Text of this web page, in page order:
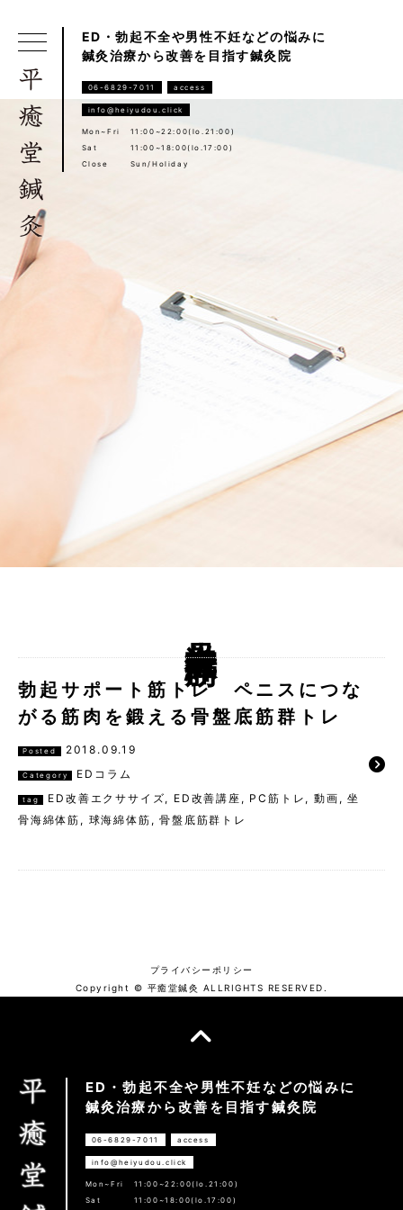
ED・勃起不全や男性不妊などの悩みに
鍼灸治療から改善を目指す鍼灸院
06-6829-7011 access
info@heiyudou.click
Mon~Fri
11:00~22:00(lo.21:00)
Sat
11:00~18:00(lo.17:00)
Close
Sun/Holiday
勃起サポート筋トレ ペニスにつな
がる筋肉を鍛える骨盤底筋群トレ
Posted 2018.09.19
Category EDコラム
tag ED改善エクササイズ, ED改善講座 , PC筋トレ ,動画 ,坐
骨海綿体筋 , 球海綿体筋 ,骨盤底筋群トレ
プライバシーポリシー
Copyright © 平癒堂鍼灸 ALLRIGHTS RESERVED.
ED・勃起不全や男性不妊などの悩みに
鍼灸治療から改善を目指す鍼灸院
06-6829-7011 access
info@heiyudou.click
Mon~Fri
11:00~22:00(lo.21:00)
Sat
11:00~18:00(lo.17:00)